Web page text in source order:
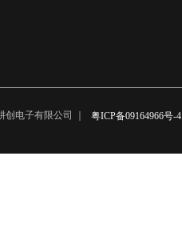
粤ICP备09164966号-4
电子有限公司 ｜